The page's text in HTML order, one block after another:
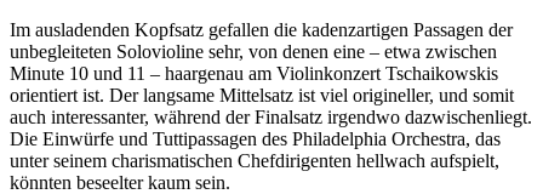
Im ausladenden Kopfsatz gefallen die kadenzartigen Passagen der
unbegleiteten Solovioline sehr, von denen eine – etwa zwischen
Minute 10 und 11 – haargenau am Violinkonzert Tschaikowskis
orientiert ist. Der langsame Mittelsatz ist viel origineller, und somit
auch interessanter, während der Finalsatz irgendwo dazwischenliegt.
Die Einwürfe und Tuttipassagen des Philadelphia Orchestra, das
unter seinem charismatischen Chefdirigenten hellwach aufspielt,
könnten beseelter kaum sein.